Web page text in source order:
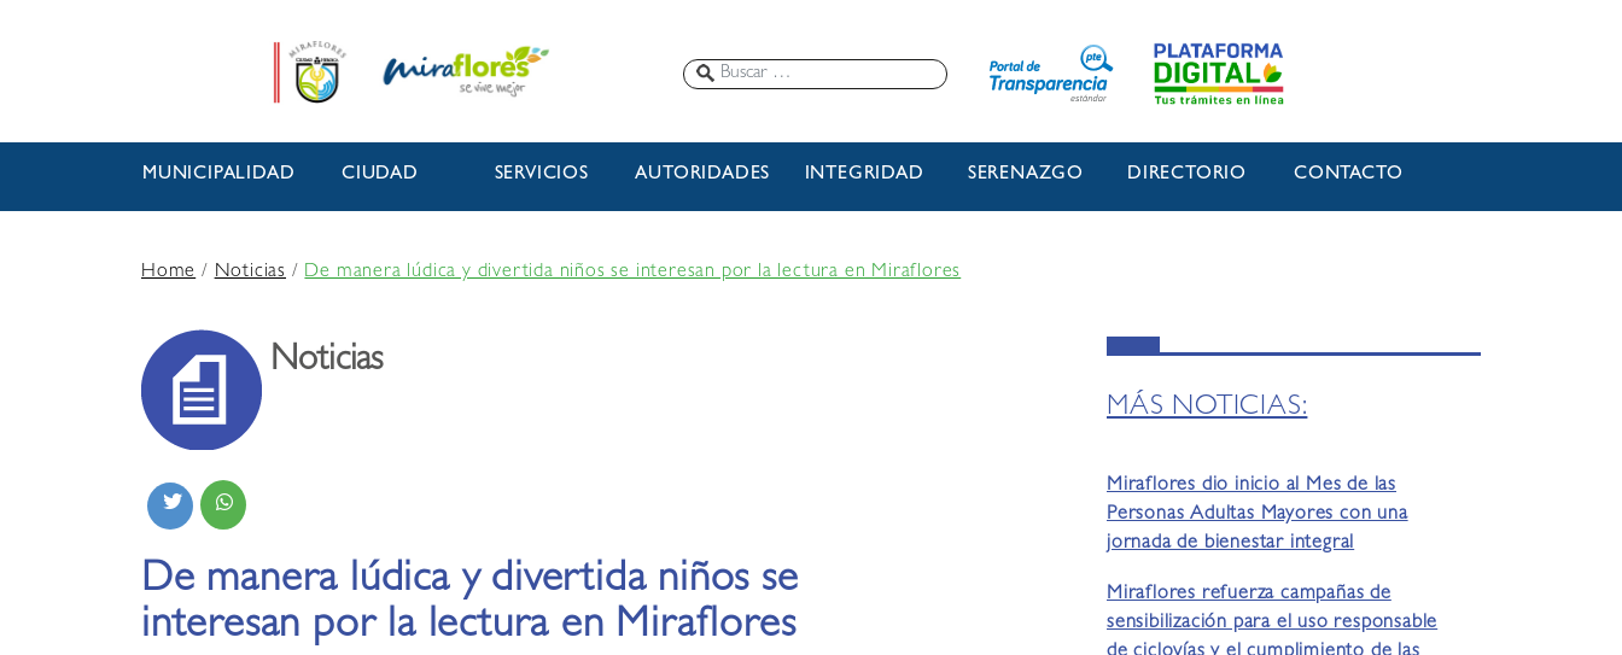
MUNICIPALIDAD CIUDAD SERVICIOS AUTORIDADES INTEGRIDAD SERENAZGO DIRECTORIO CONTACTO
Home/Noticias /De manera lúdica y divertida niños se interesan por la lectura en Miraflores
Noticias
De manera lúdica y divertida niños se
interesan por la lectura en Miraflores
MÁS NOTICIAS:
Miraflores dio inicio al Mes de las
Personas Adultas Mayores con una
jornada de bienestar integral
Miraflores refuerza campañas de
sensibilización para el uso responsable